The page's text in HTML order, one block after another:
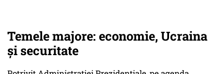
Temele majore: economie, Ucraina
și securitate